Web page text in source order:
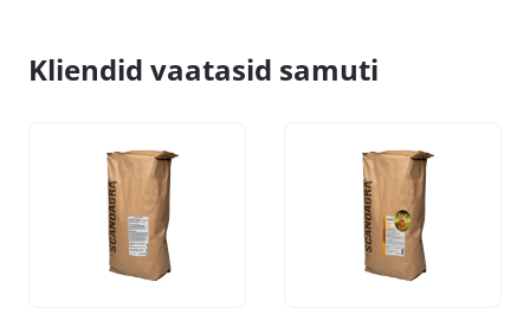
Kliendid vaatasid samuti